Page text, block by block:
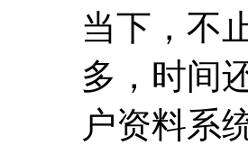
当下，不
多，时间
户资料系